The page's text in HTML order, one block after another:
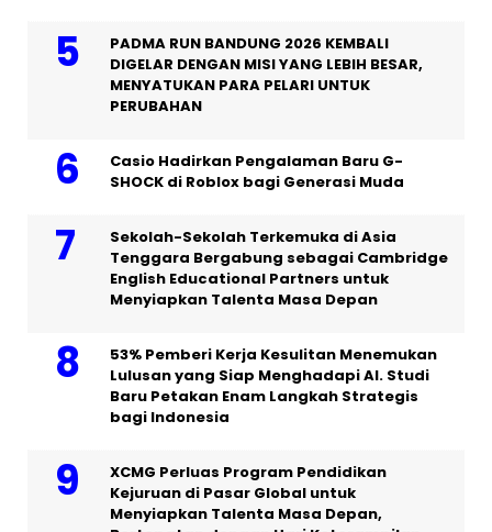
PADMA RUN BANDUNG 2026 KEMBALI
DIGELAR DENGAN MISI YANG LEBIH BESAR,
MENYATUKAN PARA PELARI UNTUK
PERUBAHAN
Casio Hadirkan Pengalaman Baru G-
SHOCK di Roblox bagi Generasi Muda
Sekolah-Sekolah Terkemuka di Asia
Tenggara Bergabung sebagai Cambridge
English Educational Partners untuk
Menyiapkan Talenta Masa Depan
53% Pemberi Kerja Kesulitan Menemukan
Lulusan yang Siap Menghadapi AI. Studi
Baru Petakan Enam Langkah Strategis
bagi Indonesia
XCMG Perluas Program Pendidikan
Kejuruan di Pasar Global untuk
Menyiapkan Talenta Masa Depan,